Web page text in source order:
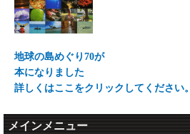
地球の島めぐり70が
本になりました
詳しくはここをクリックしてください。
メインメニュー